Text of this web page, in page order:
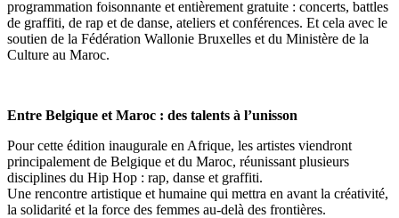
programmation foisonnante et entièrement gratuite : concerts, battles
de graffiti, de rap et de danse, ateliers et conférences. Et cela avec le
soutien de la Fédération Wallonie Bruxelles et du Ministère de la
Culture au Maroc.
Entre Belgique et Maroc : des talents à l’unisson
Pour cette édition inaugurale en Afrique, les artistes viendront
principalement de Belgique et du Maroc, réunissant plusieurs
disciplines du Hip Hop : rap, danse et graffiti.
Une rencontre artistique et humaine qui mettra en avant la créativité,
la solidarité et la force des femmes au-delà des frontières.